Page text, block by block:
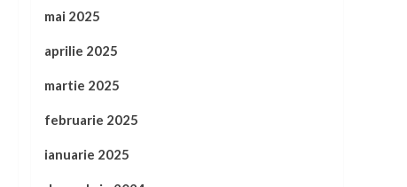
mai 2025
aprilie 2025
martie 2025
februarie 2025
ianuarie 2025